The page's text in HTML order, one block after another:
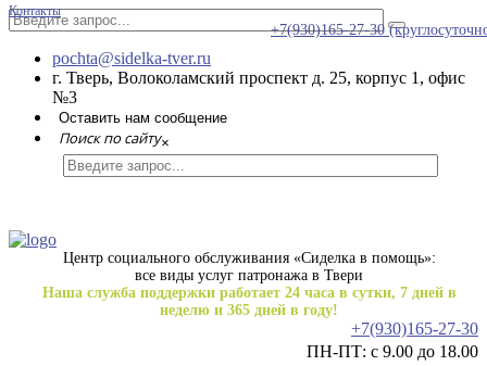
Контакты
+7(930)165-27-30
pochta@sidelka-tver.ru
г. Тверь, Волоколамский проспект д. 25, корпус 1, офис
№3
Оставить нам сообщение
Поиск по сайту×
Центр социального обслуживания «Сиделка в помощь»:
все виды услуг патронажа в Твери
Наша служба поддержки работает 24 часа в сутки, 7 дней в
неделю и 365 дней в году!
+7(930)165-27-30
ПН-ПТ: с 9.00 до 18.00